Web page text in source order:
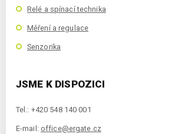
Relé a spínací technika
Měření a regulace
Senzorika
JSME K DISPOZICI
Tel.: +420 548 140 001
E-mail: office@ergate.cz